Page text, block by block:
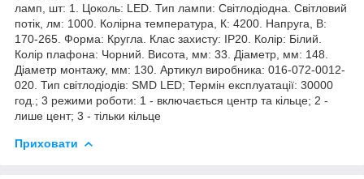
ламп, шт: 1. Цоколь: LED. Тип лампи: Світлодіодна. Світловий
потік, лм: 1000. Колірна температура, К: 4200. Напруга, В:
170-265. Форма: Кругла. Клас захисту: IP20. Колір: Білий.
Колір плафона: Чорний. Висота, мм: 33. Діаметр, мм: 148.
Діаметр монтажу, мм: 130. Артикул виробника: 016-072-0012-
020. Тип світлодіодів: SMD LED; Термін експлуатації: 30000
год.; 3 режими роботи: 1 - включається центр та кільце; 2 -
лише цент; 3 - тільки кільце
Приховати